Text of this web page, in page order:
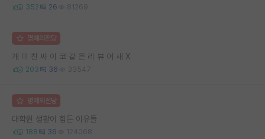
352 26 81269
명예의전당
개 미 친 싸 이 코 같 은 리 뷰 어 새 X
203 36 33547
명예의전당
대학원 생활이 힘든 이유들
188 36 124068